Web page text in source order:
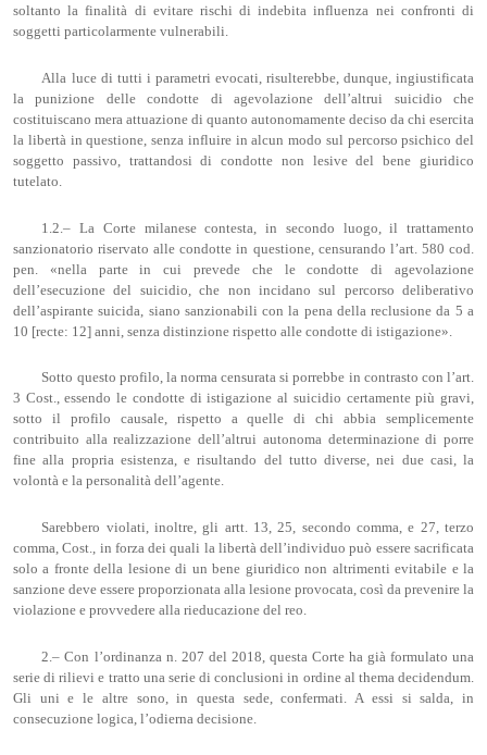
soltanto la finalità di evitare rischi di indebita influenza nei confronti di
soggetti particolarmente vulnerabili.
Alla luce di tutti i parametri evocati, risulterebbe, dunque, ingiustificata
la punizione delle condotte di agevolazione dell’altrui suicidio che
costituiscano mera attuazione di quanto autonomamente deciso da chi esercita
la libertà in questione, senza influire in alcun modo sul percorso psichico del
soggetto passivo, trattandosi di condotte non lesive del bene giuridico
tutelato.
1.2.– La Corte milanese contesta, in secondo luogo, il trattamento
sanzionatorio riservato alle condotte in questione, censurando l’art. 580 cod.
pen. «nella parte in cui prevede che le condotte di agevolazione
dell’esecuzione del suicidio, che non incidano sul percorso deliberativo
dell’aspirante suicida, siano sanzionabili con la pena della reclusione da 5 a
10 [recte: 12] anni, senza distinzione rispetto alle condotte di istigazione».
Sotto questo profilo, la norma censurata si porrebbe in contrasto con l’art.
3 Cost., essendo le condotte di istigazione al suicidio certamente più gravi,
sotto il profilo causale, rispetto a quelle di chi abbia semplicemente
contribuito alla realizzazione dell’altrui autonoma determinazione di porre
fine alla propria esistenza, e risultando del tutto diverse, nei due casi, la
volontà e la personalità dell’agente.
Sarebbero violati, inoltre, gli artt. 13, 25, secondo comma, e 27, terzo
comma, Cost., in forza dei quali la libertà dell’individuo può essere sacrificata
solo a fronte della lesione di un bene giuridico non altrimenti evitabile e la
sanzione deve essere proporzionata alla lesione provocata, così da prevenire la
violazione e provvedere alla rieducazione del reo.
2.– Con l’ordinanza n. 207 del 2018, questa Corte ha già formulato una
serie di rilievi e tratto una serie di conclusioni in ordine al thema decidendum.
Gli uni e le altre sono, in questa sede, confermati. A essi si salda, in
consecuzione logica, l’odierna decisione.